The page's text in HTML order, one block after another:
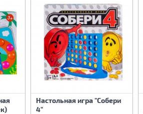
Настольная игра "Собери
4"